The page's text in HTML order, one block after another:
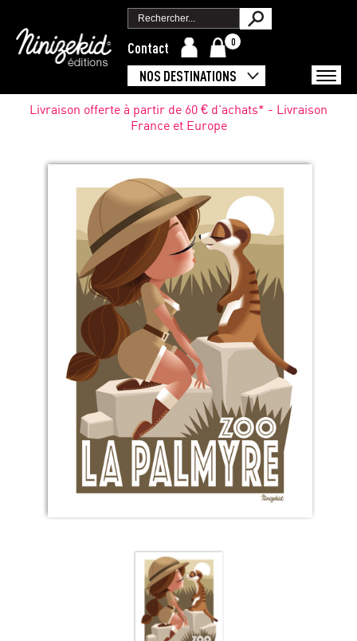
Contact 0
NOS DESTINATIONS
Livraison offerte à partir de 60 € d'achats* - Livraison
France et Europe